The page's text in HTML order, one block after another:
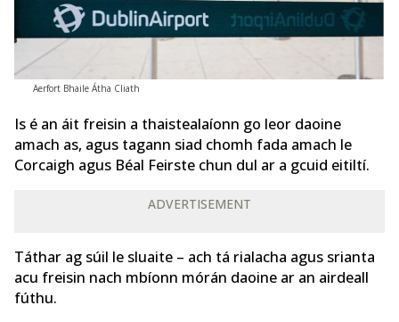
Aerfort Bhaile Átha Cliath
Is é an áit freisin a thaistealaíonn go leor daoine
amach as, agus tagann siad chomh fada amach le
Corcaigh agus Béal Feirste chun dul ar a gcuid eitiltí.
ADVERTISEMENT
Táthar ag súil le sluaite – ach tá rialacha agus srianta
acu freisin nach mbíonn mórán daoine ar an airdeall
fúthu.